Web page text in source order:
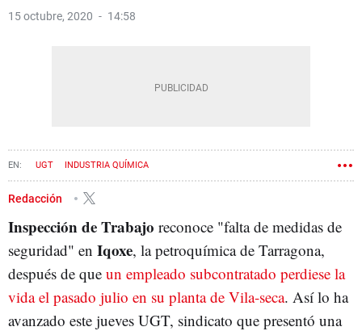
15 octubre, 2020 14:58
UGT INDUSTRIA QUÍMICA
Redacción
Inspección de Trabajo reconoce "falta de medidas de
seguridad" en Iqoxe, la petroquímica de Tarragona,
después de que un empleado subcontratado perdiese la
vida el pasado julio en su planta de Vila-seca. Así lo ha
avanzado este jueves UGT, sindicato que presentó una